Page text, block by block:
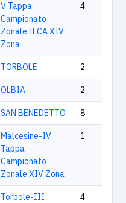
V Tappa
Campionato
Zonale ILCA XIV
Zona
4
TORBOLE 2
OLBIA 2
SAN BENEDETTO 8
Malcesine-IV
Tappa
Campionato
Zonale XIV Zona
1
Torbole-III
4